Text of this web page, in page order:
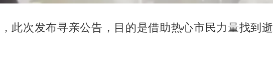
此次发布寻亲公告，目的是借助热心市民力量找到逝